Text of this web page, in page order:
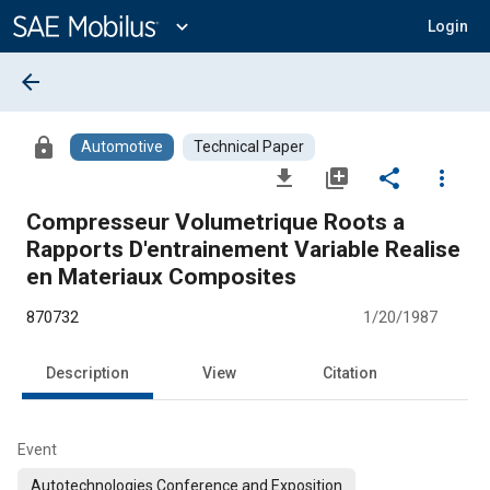
Content
expand_more Login
arrow_back
lock Automotive Technical Paper
file_download library_add share
more_vert
Compresseur Volumetrique Roots a
Rapports D'entrainement Variable Realise
en Materiaux Composites
870732 1/20/1987
Description View Citation
Event
Autotechnologies Conference and Exposition